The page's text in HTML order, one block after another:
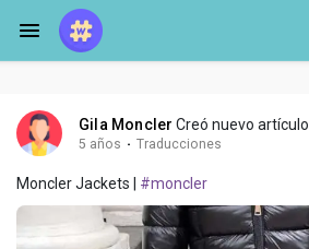
Gila Moncler Creó nuevo artículo
5 años · Traducciones
Moncler Jackets | #moncler